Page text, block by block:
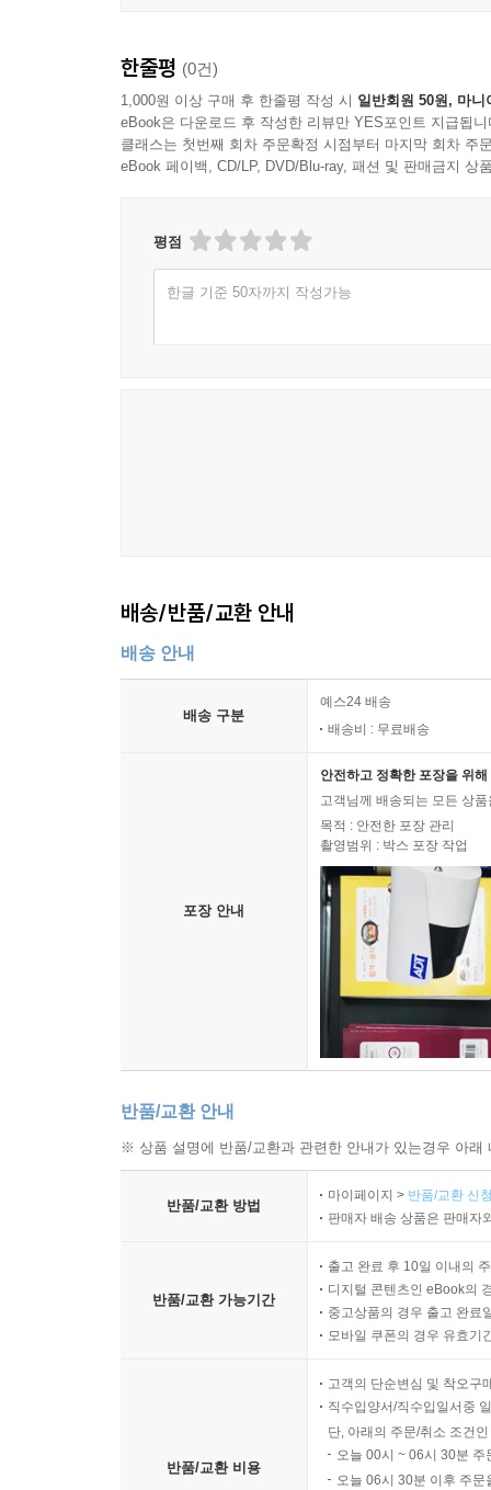
한줄평 (0건)
1,000원 이상 구매 후 한줄평 작성 시 일반회원 50원, 마니
eBook은 다운로드 후 작성한 리뷰만 YES포인트 지급됩니
클래스는 첫번째 회차 주문확정 시점부터 마지막 회차 주
eBook 페이백, CD/LP, DVD/Blu-ray, 패션 및 판매금지 상
평점
한글 기준 50자까지 작성가능
배송/반품/교환 안내
배송 안내
배송 구분
예스24 배송
배송비 : 무료배송
포장 안내
안전하고 정확한 포장을 위
고객님께 배송되는 모든 상
목적 : 안전한 포장 관리
촬영범위 : 박스 포장 작업
반품/교환 안내
※ 상품 설명에 반품/교환과 관련한 안내가 있는경우 아
반품/교환 방법
마이페이지 > 반품/교환 신
판매자 배송 상품은 판매자
반품/교환 가능기간
출고 완료 후 10일 이내의
디지털 콘텐츠인 eBook의
중고상품의 경우 출고 완료
모바일 쿠폰의 경우 유효기
반품/교환 비용
고객의 단순변심 및 착오구
직수입양서/직수입일서중
단, 아래의 주문/취소 조건
오늘 00시 ~ 06시 30분
오늘 06시 30분 이후 주